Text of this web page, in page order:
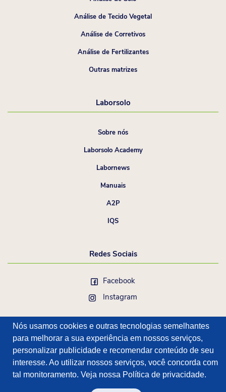
Análise de Tecido Vegetal
Análise de Corretivos
Análise de Fertilizantes
Outras matrizes
Laborsolo
Sobre nós
Laborsolo Academy
Labornews
Manuais
A2P
IQS
Redes Sociais
Facebook
Instagram
Nós usamos cookies e outras tecnologias semelhantes
para melhorar a sua experiência em nossos serviços,
personalizar publicidade e recomendar conteúdo de seu
interesse. Ao utilizar nossos serviços, você concorda com
tal monitoramento. Veja nossa Política de privacidade.